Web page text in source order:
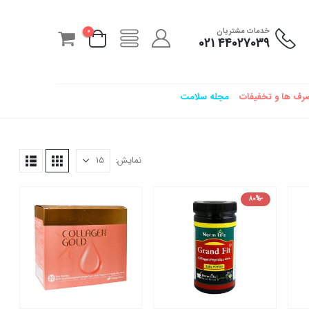
خدمات مشتریان
44027039 021
0
ها و تخفیفات مجله سلامت
نمایش:
-80%